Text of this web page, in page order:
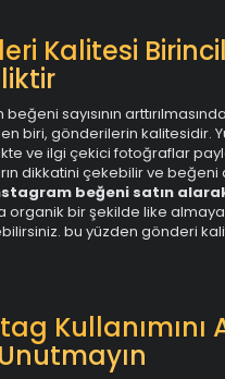
Kalitesi Birincil
sayısının
biri, gönderilerin kalitesidir.
ve ilgi çekici fotoğraflar
dikkatini çekebilir ve beğeni
beğeni satın
organik bir şekilde like
bu yüzden gönderi
Kullanımını